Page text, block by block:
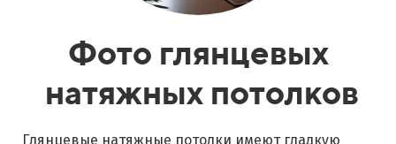
Фото глянцевых
натяжных потолков
Глянцевые натяжные потолки имеют гладкую